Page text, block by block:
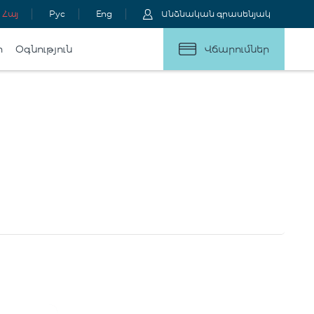
Հայ Рус Eng Անձնական գրասենյակ
Օգնություն Վճարումներ